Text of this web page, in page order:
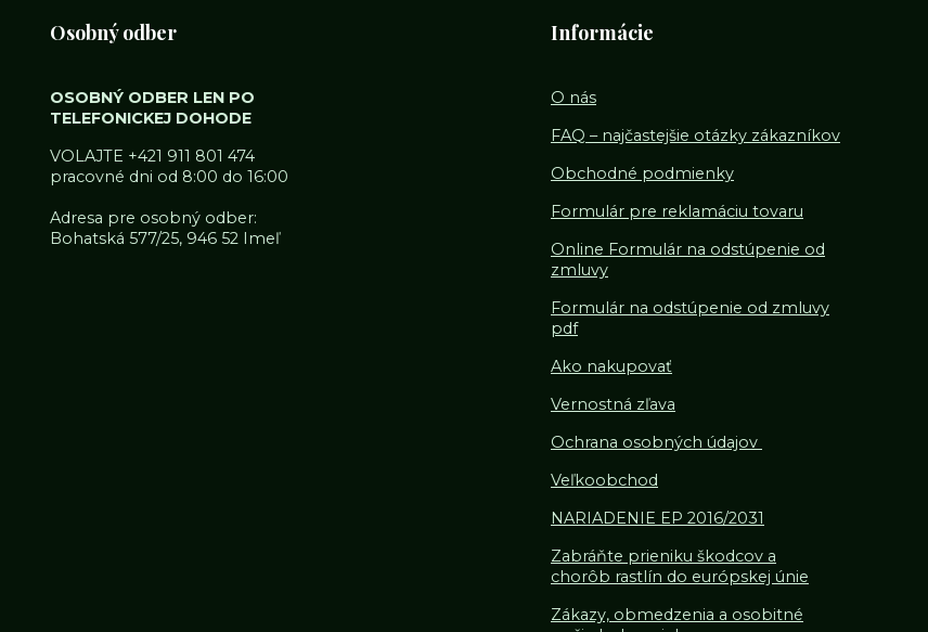
Osobný odber
OSOBNÝ ODBER LEN PO
TELEFONICKEJ DOHODE
VOLAJTE +421 911 801 474
pracovné dni od 8:00 do 16:00
Adresa pre osobný odber:
Bohatská 577/25, 946 52 Imeľ
Informácie
O nás
FAQ – najčastejšie otázky zákazníkov
Obchodné podmienky
Formulár pre reklamáciu tovaru
Online Formulár na odstúpenie od
zmluvy
Formulár na odstúpenie od zmluvy
pdf
Ako nakupovať
Vernostná zľava
Ochrana osobných údajov
Veľkoobchod
NARIADENIE EP 2016/2031
Zabráňte prieniku škodcov a
chorôb rastlín do európskej únie
Zákazy, obmedzenia a osobitné